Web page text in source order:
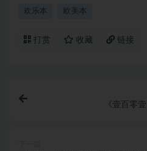
欢乐本 欧美本
打赏 收藏 链接
《壹百零